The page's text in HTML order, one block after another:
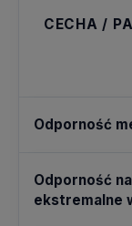
CECHA /
Odporność
Odporność na
ekstremalne